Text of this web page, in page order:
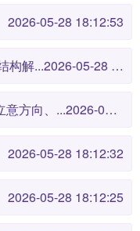
2026-05-28 18:12:53
构解... 2026-05-28 18:12:46
意方向、... 2026-05-28 18:12:38
2026-05-28 18:12:32
2026-05-28 18:12:25